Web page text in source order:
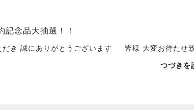
念品大抽選！！
だき 誠にありがとうございます 皆様 大変お待たせ
つづきを